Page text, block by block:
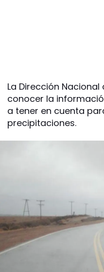
La Dirección
conocer la
a tener en cuenta
precipitaciones.